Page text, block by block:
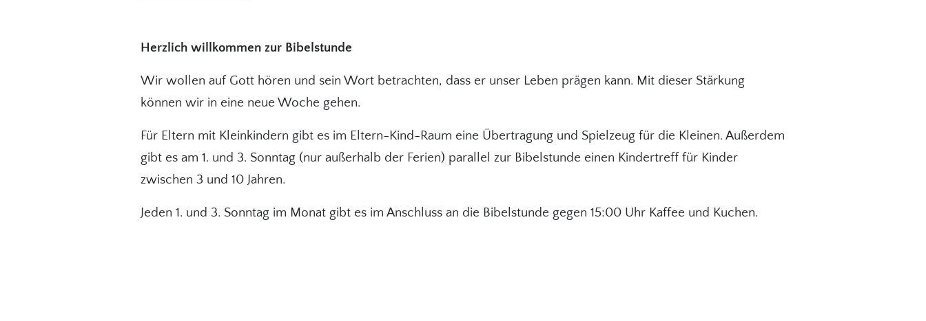
Herzlich willkommen zur Bibelstunde
Wir wollen auf Gott hören und sein Wort betrachten, dass er unser Leben prägen kann. Mit dieser Stärkung
können wir in eine neue Woche gehen.
Für Eltern mit Kleinkindern gibt es im Eltern-Kind-Raum eine Übertragung und Spielzeug für die Kleinen. Außerdem
gibt es am 1. und 3. Sonntag (nur außerhalb der Ferien) parallel zur Bibelstunde einen Kindertreff für Kinder
zwischen 3 und 10 Jahren.
Jeden 1. und 3. Sonntag im Monat gibt es im Anschluss an die Bibelstunde gegen 15:00 Uhr Kaffee und Kuchen.